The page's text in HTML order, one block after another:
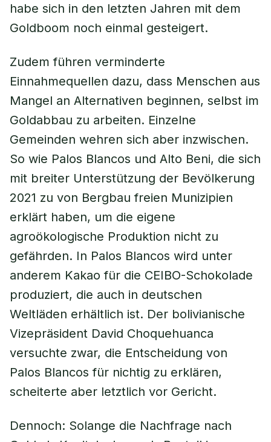
habe sich in den letzten Jahren mit dem
Goldboom noch einmal gesteigert.
Zudem führen verminderte
Einnahmequellen dazu, dass Menschen aus
Mangel an Alternativen beginnen, selbst im
Goldabbau zu arbeiten. Einzelne
Gemeinden wehren sich aber inzwischen.
So wie Palos Blancos und Alto Beni, die sich
mit breiter Unterstützung der Bevölkerung
2021 zu von Bergbau freien Munizipien
erklärt haben, um die eigene
agroökologische Produktion nicht zu
gefährden. In Palos Blancos wird unter
anderem Kakao für die CEIBO-Schokolade
produziert, die auch in deutschen
Weltläden erhältlich ist. Der bolivianische
Vizepräsident David Choquehuanca
versuchte zwar, die Entscheidung von
Palos Blancos für nichtig zu erklären,
scheiterte aber letztlich vor Gericht.
Dennoch: Solange die Nachfrage nach